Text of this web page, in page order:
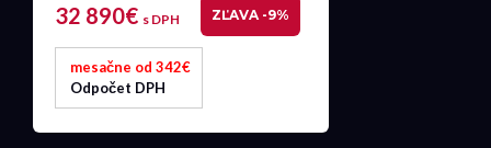
32 890€ s DPH ZĽAVA -9%
mesačne od 342€
Odpočet DPH